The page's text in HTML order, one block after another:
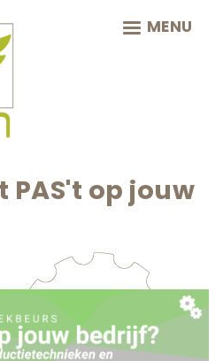
MENU
PAS't op jouw